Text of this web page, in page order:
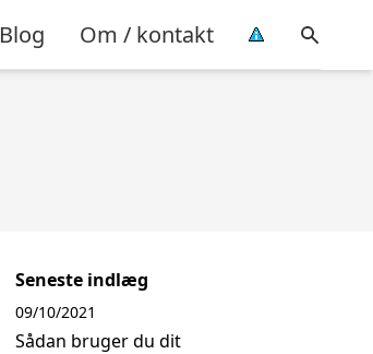
Blog Om / kontakt
Seneste indlæg
Sådan bruger du dit
09/10/2021